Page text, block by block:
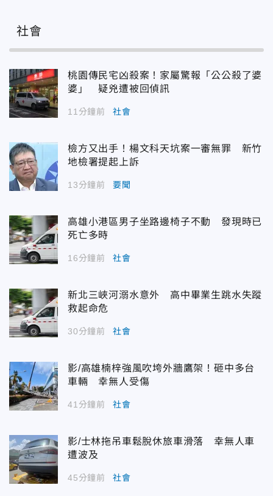
社會
桃園傳民宅凶殺案！家屬驚報「公公殺了婆
婆」 疑兇遭被回偵訊
11分鐘前 社會
檢方又出手！楊文科天坑案一審無罪 新竹
地檢署提起上訴
13分鐘前 要聞
高雄小港區男子坐路邊椅子不動 發現時已
死亡多時
16分鐘前 社會
新北三峽河溺水意外 高中畢業生跳水失蹤
救起命危
30分鐘前 社會
影/高雄楠梓強風吹垮外牆鷹架！砸中多台
車輛 幸無人受傷
41分鐘前 社會
影/士林拖吊車鬆脫休旅車滑落 幸無人車
遭波及
45分鐘前 社會